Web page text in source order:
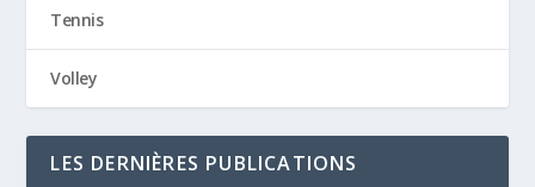
Tennis
Volley
LES DERNIÈRES PUBLICATIONS